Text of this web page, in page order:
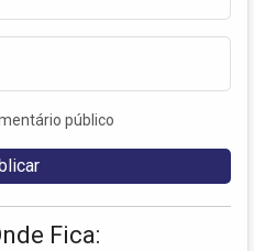
público
Fica: